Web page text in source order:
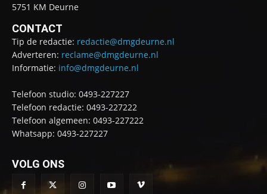
5751 KM Deurne
CONTACT
Tip de redactie: redactie@dmgdeurne.nl
Adverteren: reclame@dmgdeurne.nl
Informatie: info@dmgdeurne.nl
Telefoon studio: 0493-227227
Telefoon redactie: 0493-227222
Telefoon algemeen: 0493-227222
Whatsapp: 0493-227227
VOLG ONS